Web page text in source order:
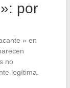
por
» en
no
legítima.